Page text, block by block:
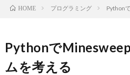
HOME プログラミング Python
Pythonで
ムを考える